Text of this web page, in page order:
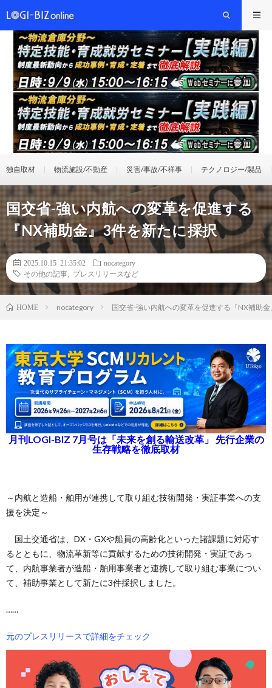
独自取材 物流施設/不動産 災害/事故/不祥事 テクノロジー/製品
国交省-強い内航への変革を促進する
『NX補助金』3件を新たに採択
2025.10.15 21:35:02
nocategory
その他の記事
プレスリリースなど
HOME nocategory 国交省-強い内航への変革を促進する『NX補助
月刊LOGI-BIZ 7月号は「未来を創る輸送改革」 先行企業の
生存戦略を徹底取材
～内航と造船・舶用が連携して取り組む技術開発・実証事業への支
援を決定～
国土交通省は、DX・GXや船員の高齢化といった諸課題に対応す
るとともに、物流革新等に貢献するための技術開発・実証であっ
て、内航事業者が造船・舶用事業者と連携して取り組む事業につい
て、補助事業として新たに3件採択しました。
……
元のプレスリリースで詳細をチェック